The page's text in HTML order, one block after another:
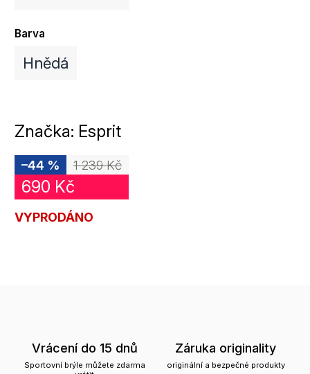
Barva
Hnědá
Značka: Esprit
1 239 Kč
–44 %
690 Kč
VYPRODÁNO
Vrácení do 15 dnů
Sportovní brýle můžete zdarma
Záruka originality
originální a bezpečné produkty